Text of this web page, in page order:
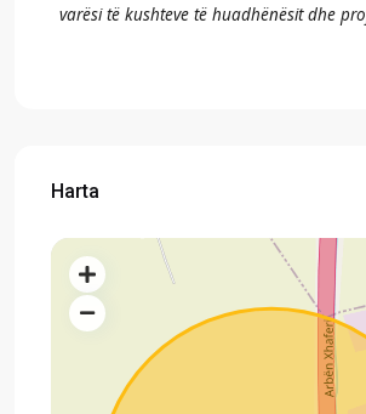
varësi të kushteve të huadhënësit dhe
Harta